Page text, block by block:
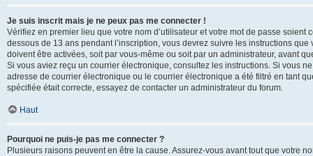
Je suis inscrit mais je ne peux pas me connecter !
Vérifiez en premier lieu que votre nom d’utilisateur et votre mot de passe
dessous de 13 ans pendant l’inscription, vous devrez suivre les instructions
doivent être activées, soit par vous-même ou soit par un administrateur, avant
Si vous aviez reçu un courrier électronique, consultez les instructions. Si vous
adresse de courrier électronique ou le courrier électronique a été filtré en tant
spécifiée était correcte, essayez de contacter un administrateur du forum.
Haut
Pourquoi ne puis-je pas me connecter ?
Plusieurs raisons peuvent en être la cause. Assurez-vous avant tout que votre